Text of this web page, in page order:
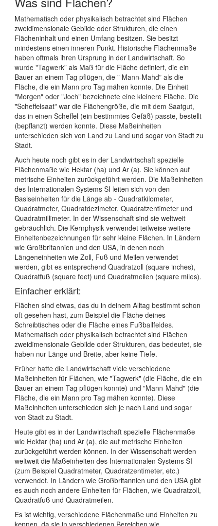
Mathematisch oder physikalisch betrachtet sind Flächen
zweidimensionale Gebilde oder Strukturen, die einen
Flächeninhalt und einen Umfang besitzen. Sie besitzt
mindestens einen inneren Punkt. Historische Flächenmaße
haben oftmals ihren Ursprung in der Landwirtschaft. So
wurde "Tagwerk" als Maß für die Fläche definiert, die ein
Bauer an einem Tag pflügen, die " Mann-Mahd" als die
Fläche, die ein Mann pro Tag mähen konnte. Die Einheit
"Morgen" oder "Joch" bezeichnete eine kleinere Fläche. Die
"Scheffelsaat" war die Flächengröße, die mit dem Saatgut,
das in einen Scheffel (ein bestimmtes Gefäß) passte, bestellt
(bepflanzt) werden konnte. Diese Maßeinheiten
unterschieden sich von Land zu Land und sogar von Stadt zu
Stadt.
Auch heute noch gibt es in der Landwirtschaft spezielle
Flächenmaße wie Hektar (ha) und Ar (a). Sie können auf
metrische Einheiten zurückgeführt werden. Die Maßeinheiten
des Internationalen Systems SI leiten sich von den
Basiseinheiten für die Länge ab - Quadratkilometer,
Quadratmeter, Quadratdezimeter, Quadratzentimeter und
Quadratmillimeter. In der Wissenschaft sind sie weltweit
gebräuchlich. Die Kernphysik verwendet teilweise weitere
Einheitenbezeichnungen für sehr kleine Flächen. In Ländern
wie Großbritannien und den USA, in denen noch
Längeneinheiten wie Zoll, Fuß und Meilen verwendet
werden, gibt es entsprechend Quadratzoll (square inches),
Quadratfuß (square feet) und Quadratmeilen (square miles).
Einfacher erklärt:
Flächen sind etwas, das du in deinem Alltag bestimmt schon
oft gesehen hast, zum Beispiel die Fläche deines
Schreibtisches oder die Fläche eines Fußballfeldes.
Mathematisch oder physikalisch betrachtet sind Flächen
zweidimensionale Gebilde oder Strukturen, das bedeutet, sie
haben nur Länge und Breite, aber keine Tiefe.
Früher hatte die Landwirtschaft viele verschiedene
Maßeinheiten für Flächen, wie "Tagwerk" (die Fläche, die ein
Bauer an einem Tag pflügen konnte) und "Mann-Mahd" (die
Fläche, die ein Mann pro Tag mähen konnte). Diese
Maßeinheiten unterschieden sich je nach Land und sogar
von Stadt zu Stadt.
Heute gibt es in der Landwirtschaft spezielle Flächenmaße
wie Hektar (ha) und Ar (a), die auf metrische Einheiten
zurückgeführt werden können. In der Wissenschaft werden
weltweit die Maßeinheiten des Internationalen Systems SI
(zum Beispiel Quadratmeter, Quadratzentimeter, etc.)
verwendet. In Ländern wie Großbritannien und den USA gibt
es auch noch andere Einheiten für Flächen, wie Quadratzoll,
Quadratfuß und Quadratmeilen.
Es ist wichtig, verschiedene Flächenmaße und Einheiten zu
kennen, da sie in verschiedenen Bereichen wie